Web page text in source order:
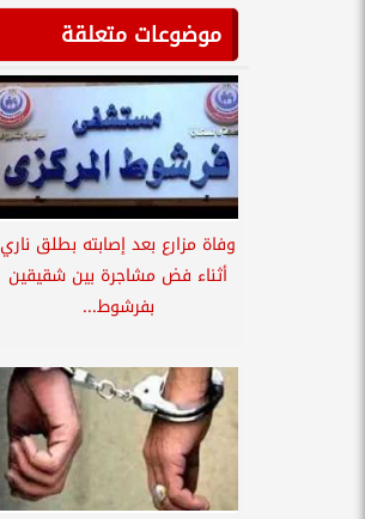
موضوعات متعلقة
وفاة مزارع بعد إصابته بطلق ناري
أثناء فض مشاجرة بين شقيقين
بفرشوط...